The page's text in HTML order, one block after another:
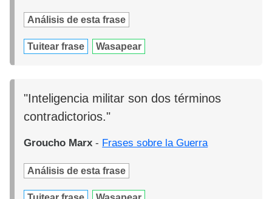
Análisis de esta frase
Tuitear frase Wasapear
"Inteligencia militar son dos términos
contradictorios."
Groucho Marx - Frases sobre la Guerra
Análisis de esta frase